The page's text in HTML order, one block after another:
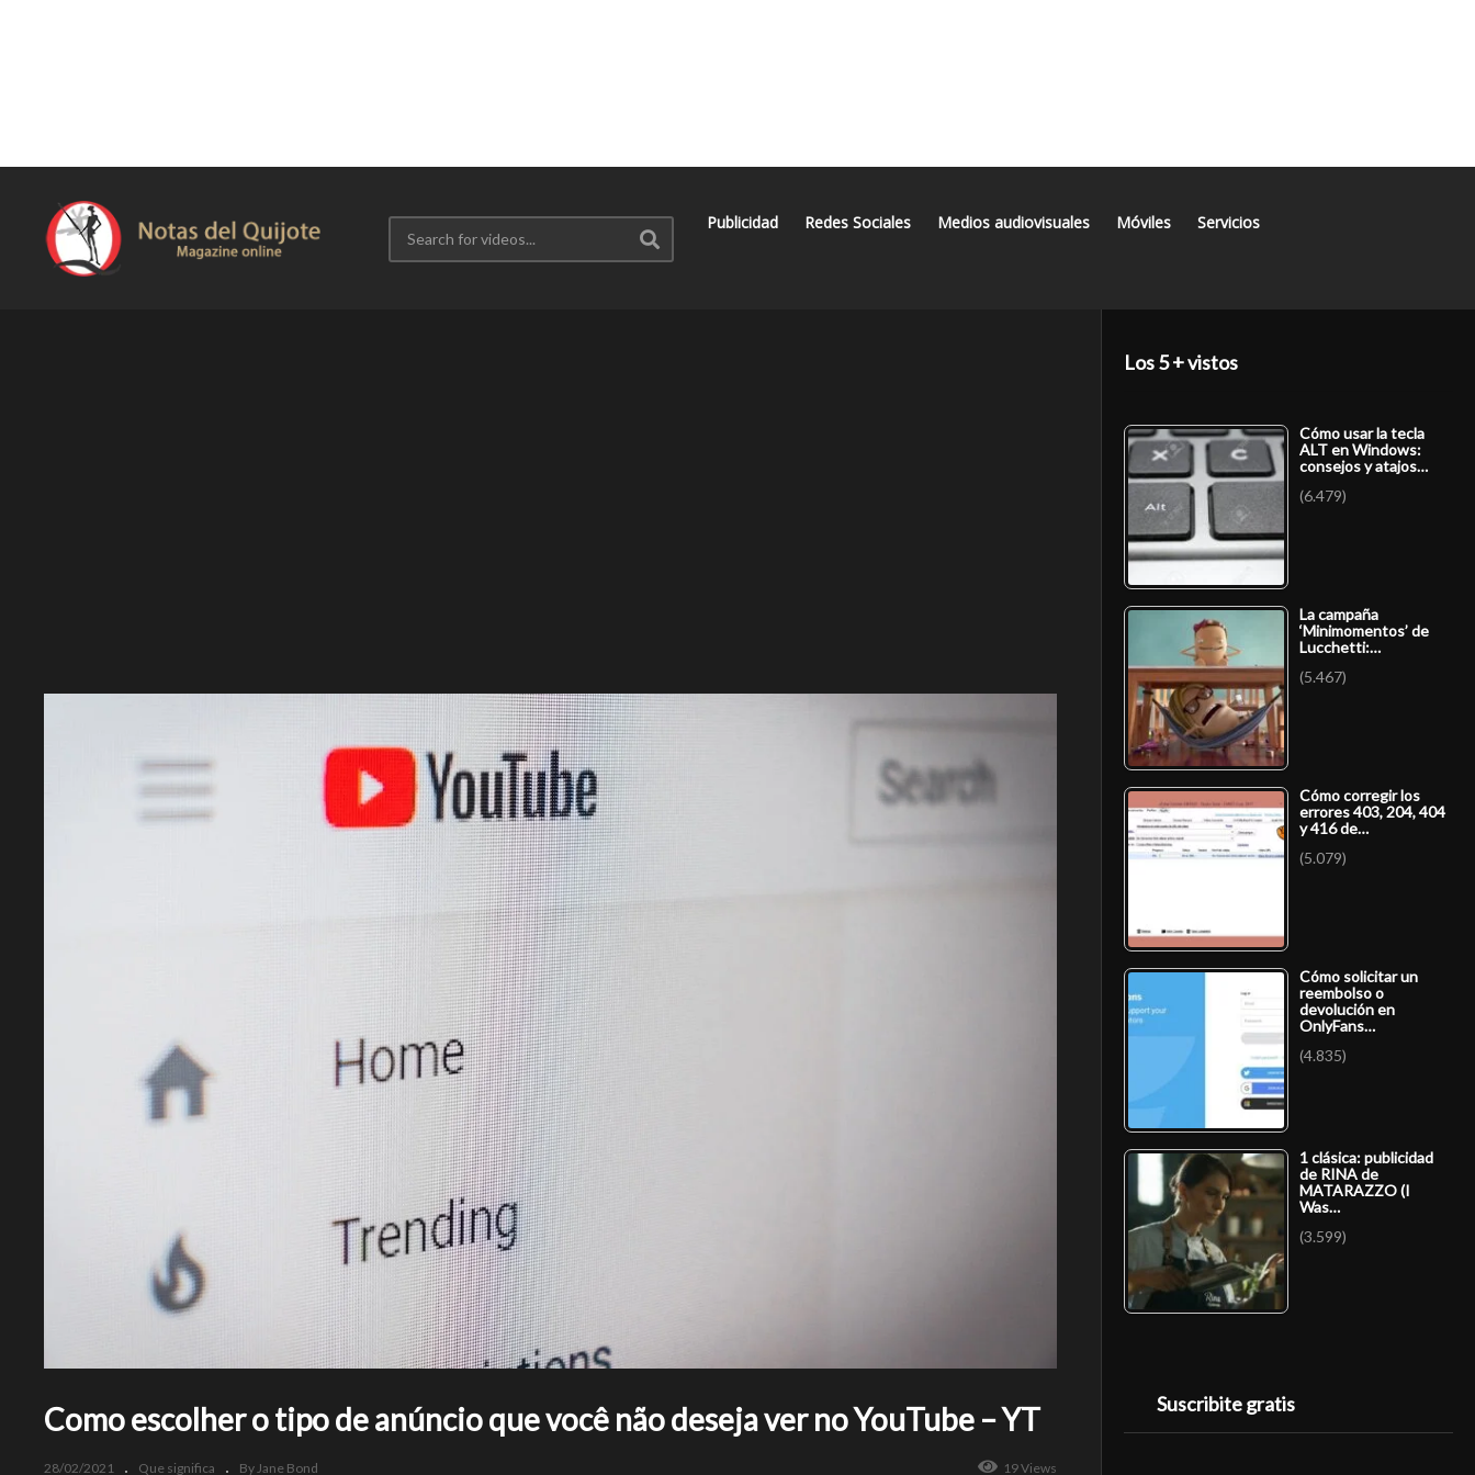
Publicidad Redes Sociales Medios audiovisuales Móviles Servicios
Como escolher o tipo de anúncio que você não deseja ver no YouTube – YT
28/02/2021 Que significa By Jane Bond 19 Views
Los 5 + vistos
Cómo usar la tecla
ALT en Windows:
consejos y atajos…
(6.479)
La campaña
‘Minimomentos’ de
Lucchetti:…
(5.467)
Cómo corregir los
errores 403, 204, 404
y 416 de…
(5.079)
Cómo solicitar un
reembolso o
devolución en
OnlyFans…
(4.835)
1 clásica: publicidad
de RINA de
MATARAZZO (I
Was…
(3.599)
Suscribite gratis